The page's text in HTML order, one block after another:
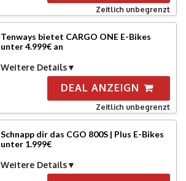
Zeitlich unbegrenzt
Tenways bietet CARGO ONE E-Bikes
unter 4.999€ an
Weitere Details
DEAL ANZEIGN
Zeitlich unbegrenzt
Schnapp dir das CGO 800S | Plus E-Bikes
unter 1.999€
Weitere Details